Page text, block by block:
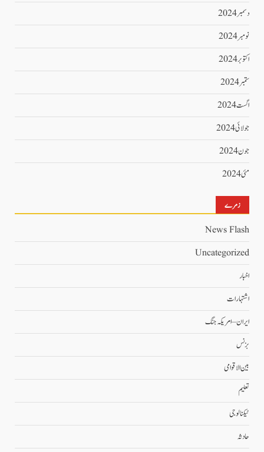
دسمبر 2024
نومبر 2024
اکتوبر 2024
ستمبر 2024
اگست 2024
جولائی 2024
جون 2024
مئی 2024
زمرے
News Flash
Uncategorized
اخبار
اشتہارات
ایران – امریکہ جنگ
بزنس
بین الاقوامی
تعلیم
ٹیکنالوجی
حادثہ